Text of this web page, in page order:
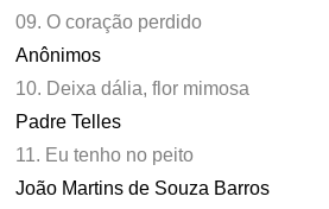
09. O coração perdido
Anônimos
10. Deixa dália, flor mimosa
Padre Telles
11. Eu tenho no peito
João Martins de Souza Barros